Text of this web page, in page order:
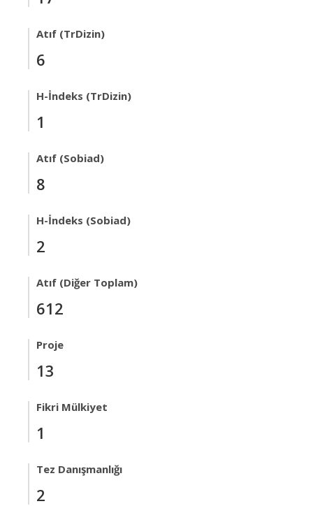
Atıf (TrDizin)
6
H-İndeks (TrDizin)
1
Atıf (Sobiad)
8
H-İndeks (Sobiad)
2
Atıf (Diğer Toplam)
612
Proje
13
Fikri Mülkiyet
1
Tez Danışmanlığı
2